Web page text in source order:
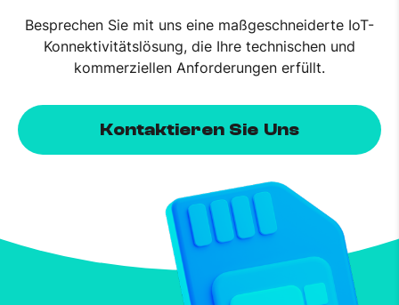
Besprechen Sie mit uns eine maßgeschneiderte IoT-
Konnektivitätslösung, die Ihre technischen und
kommerziellen Anforderungen erfüllt.
Kontaktieren Sie Uns